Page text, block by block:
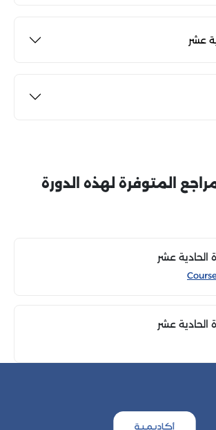
عشر
المتوفرة لهذه الدورة
الحادية عشر
الحادية عشر